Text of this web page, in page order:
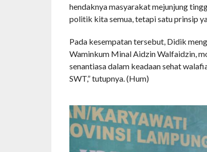
hendaknya masyarakat mejunjung
politik kita semua, tetapi satu prinsip
Pada kesempatan tersebut, Didik
Waminkum Minal Aidzin Walfaidzin,
senantiasa dalam keadaan sehat
SWT,” tutupnya. (Hum)